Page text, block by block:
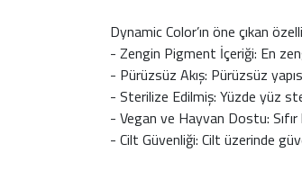
Dynamic Color’ın öne çıkan
- Zengin Pigment İçeriği: En
- Pürüzsüz Akış: Pürüzsüz
- Sterilize Edilmiş: Yüzde yüz
- Vegan ve Hayvan Dostu:
- Cilt Güvenliği: Cilt üzerinde